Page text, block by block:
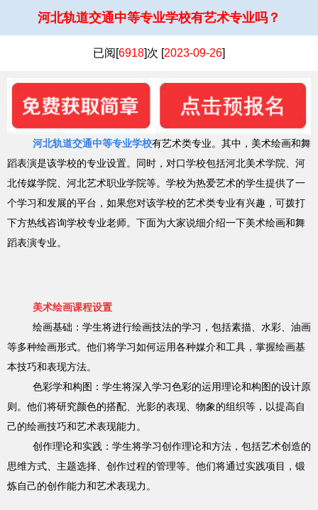
河北轨道交通中等专业学校有艺术专业吗？
已阅[6918]次 [2023-09-26]
河北轨道交通中等专业学校有艺术类专业。其中，美术绘画和舞
蹈表演是该学校的专业设置。同时，对口学校包括河北美术学院、河
北传媒学院、河北艺术职业学院等。学校为热爱艺术的学生提供了一
个学习和发展的平台，如果您对该学校的艺术类专业有兴趣，可拨打
下方热线咨询学校专业老师。下面为大家说细介绍一下美术绘画和舞
蹈表演专业。
美术绘画课程设置
绘画基础：学生将进行绘画技法的学习，包括素描、水彩、油画
等多种绘画形式。他们将学习如何运用各种媒介和工具，掌握绘画基
本技巧和表现方法。
色彩学和构图：学生将深入学习色彩的运用理论和构图的设计原
则。他们将研究颜色的搭配、光影的表现、物象的组织等，以提高自
己的绘画技巧和艺术表现能力。
创作理论和实践：学生将学习创作理论和方法，包括艺术创造的
思维方式、主题选择、创作过程的管理等。他们将通过实践项目，锻
炼自己的创作能力和艺术表现力。